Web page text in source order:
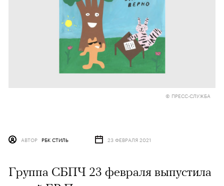
© ПРЕСС-СЛУЖБА
АВТОР РБК СТИЛЬ 23 ФЕВРАЛЯ 2021
Группа СБПЧ 23 февраля выпустила